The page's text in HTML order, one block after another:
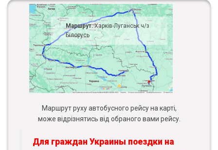
Маршрут:Харків-Луганськ ч/з
Білорусь
Маршрут руху автобусного рейсу на карті,
може відрізнятись від обраного вами рейсу.
Для граждан Украины поездки на